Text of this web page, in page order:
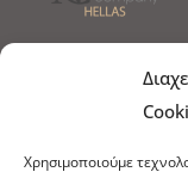
Χρησιμοποιούμε
Τρόποι